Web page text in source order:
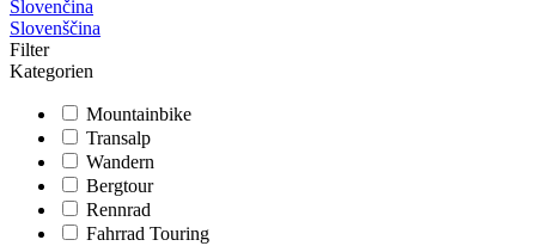
Slovenčina
Slovenščina
Filter
Kategorien
Mountainbike
Transalp
Wandern
Bergtour
Rennrad
Fahrrad Touring